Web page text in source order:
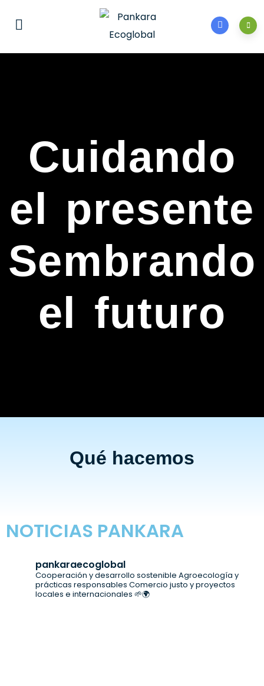
Cuidando
el presente
Sembrando
el futuro
Qué hacemos
NOTICIAS PANKARA
pankaraecoglobal
Cooperación y desarrollo sostenible Agroecología y
prácticas responsables Comercio justo y proyectos
locales e internacionales 🌱🌍